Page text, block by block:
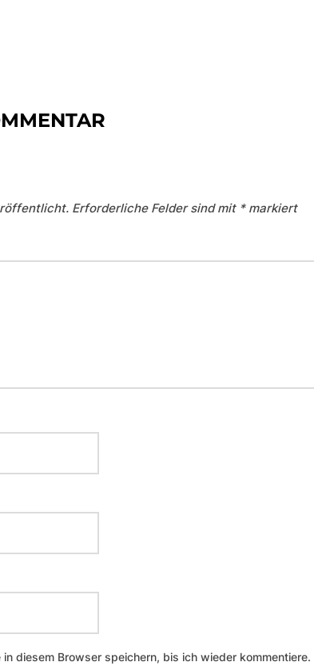
Erforderliche Felder sind mit *markiert
diesem Browser speichern, bis ich wieder kommentiere.